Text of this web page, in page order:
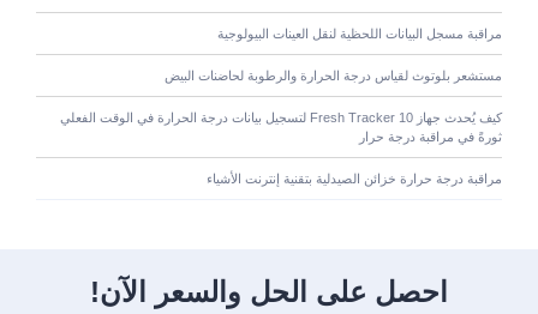
مراقبة مسجل البيانات اللحظية لنقل العينات البيولوجية
مستشعر بلوتوث لقياس درجة الحرارة والرطوبة لحاضنات البيض
كيف يُحدث جهاز Fresh Tracker 10 لتسجيل بيانات درجة الحرارة في الوقت الفعلي
ثورةً في مراقبة درجة حرار
مراقبة درجة حرارة خزائن الصيدلية بتقنية إنترنت الأشياء
احصل على الحل والسعر الآن!